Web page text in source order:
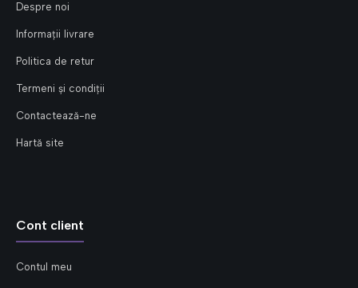
Despre noi
Informații livrare
Politica de retur
Termeni și condiții
Contactează-ne
Hartă site
Cont client
Contul meu